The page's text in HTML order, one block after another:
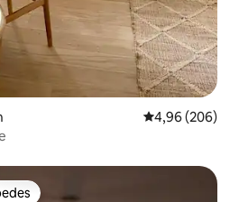
Calificación
4,96 (206)